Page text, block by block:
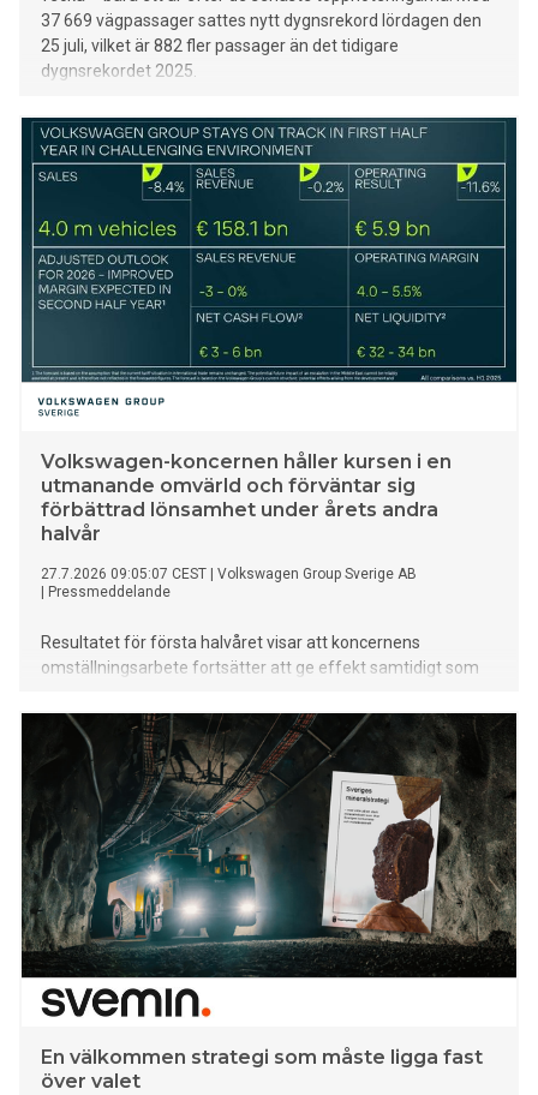
37 669 vägpassager sattes nytt dygnsrekord lördagen den
25 juli, vilket är 882 fler passager än det tidigare
dygnsrekordet 2025.
Volkswagen-koncernen håller kursen i en
utmanande omvärld och förväntar sig
förbättrad lönsamhet under årets andra
halvår
27.7.2026 09:05:07 CEST
Volkswagen Group Sverige AB
Pressmeddelande
Resultatet för första halvåret visar att koncernens
omställningsarbete fortsätter att ge effekt samtidigt som
En välkommen strategi som måste ligga fast
över valet